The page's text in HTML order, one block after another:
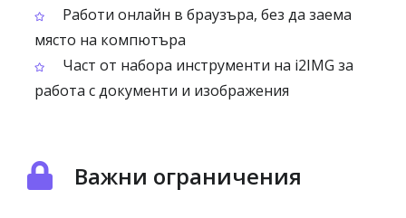
Работи онлайн в браузъра, без да заема
място на компютъра
Част от набора инструменти на i2IMG за
работа с документи и изображения
Важни ограничения